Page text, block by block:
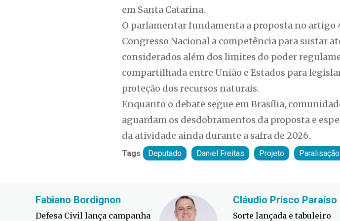
em Santa Catarina.
O parlamentar fundamenta a proposta no artigo
Congresso Nacional a competência para sustar
considerados além dos limites do poder
compartilhada entre União e Estados para
proteção dos recursos naturais.
Enquanto o debate segue em Brasília,
aguardam os desdobramentos da proposta e
da atividade ainda durante a safra de 2026.
Tags Deputado Daniel Freitas Projeto
Fabiano Bordignon
Defesa Civil lança campanha
Cláudio Prisco Paraíso
Sorte lançada e tabuleiro